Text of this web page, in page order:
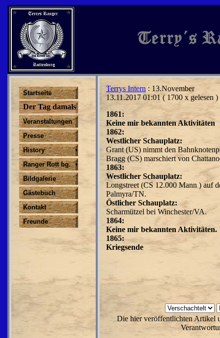
Startseite
Der Tag damals
Veranstaltungen
Presse
History
Ranger Rott bg.
Bildgalerie
Gästebuch
Kontakt
Freunde
Terrys Intern : 13.November
13.11.2017 01:01 ( 1700 x gelesen )
1861:
Keine mir bekannten Aktivitäten
1862:
Westlicher Schauplatz:
Grant (US) nimmt den
Bragg (CS) marschiert von
1863:
Westlicher Schauplatz:
Longstreet (CS 12.000 Mann ) auf
Palmyra/TN.
Östlicher Schauplatz:
Scharmützel bei Winchester/VA.
1864:
Keine mir bekannten Aktivitäten.
1865:
Kriegsende
Die hier veröffentlichten Artikel